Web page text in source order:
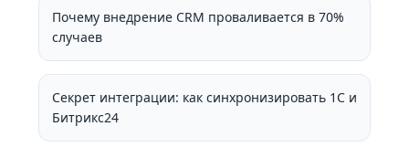
Почему внедрение CRM проваливается в 70%
случаев
Секрет интеграции: как синхронизировать 1С и
Битрикс24